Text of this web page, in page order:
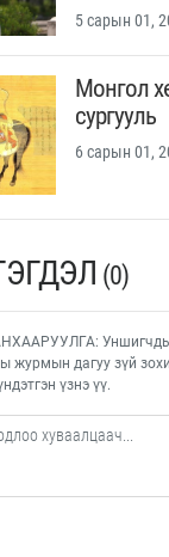
5 сарын 01,
Монгол
сургууль
6 сарын 01,
(0)
Уншигчдын
журмын дагуу зүй
үзнэ үү.